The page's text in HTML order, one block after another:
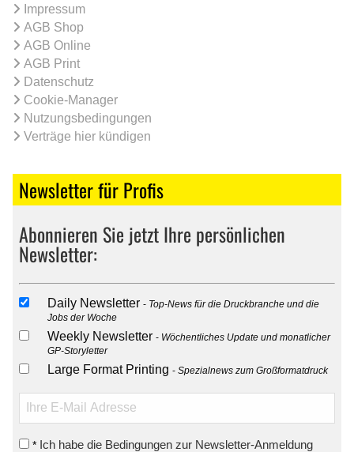
Impressum
AGB Shop
AGB Online
AGB Print
Datenschutz
Cookie-Manager
Nutzungsbedingungen
Verträge hier kündigen
Newsletter für Profis
Abonnieren Sie jetzt Ihre persönlichen
Newsletter:
Daily Newsletter
Top-News für die Druckbranche und die
Jobs der Woche
Weekly Newsletter
Wöchentliches Update und monatlicher
GP-Storyletter
Large Format Printing Spezialnews zum Großformatdruck
* Ich habe die Bedingungen zur Newsletter-Anmeldung